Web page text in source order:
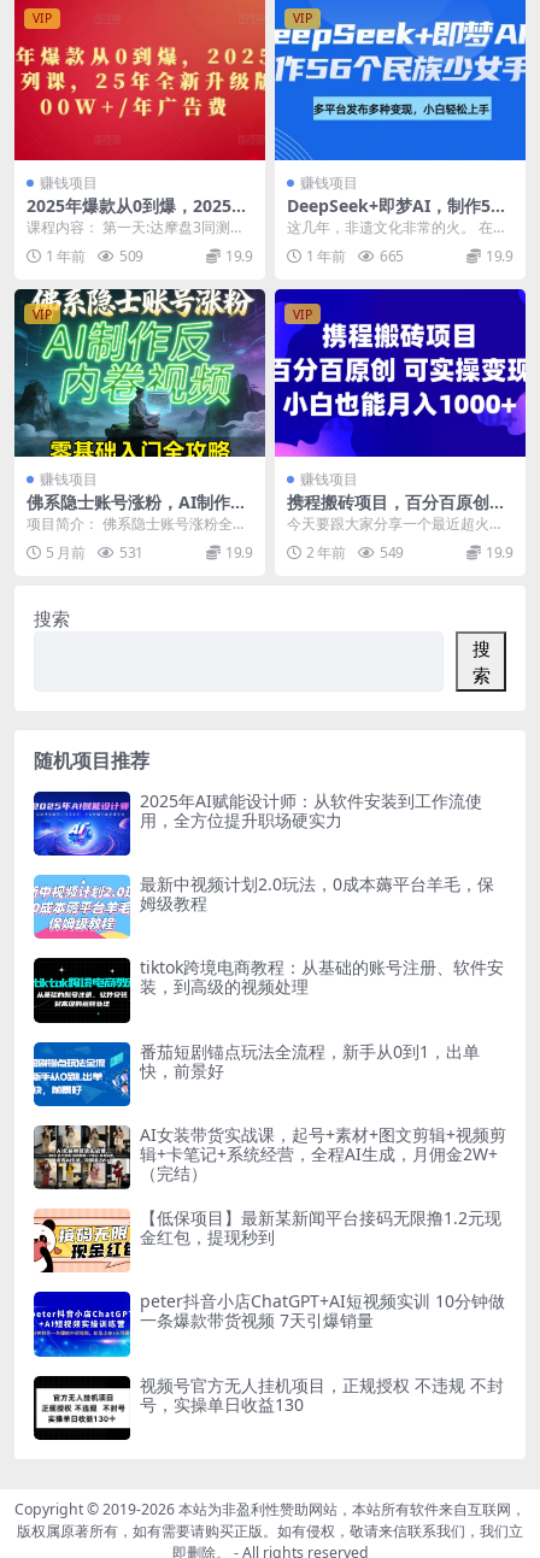
VIP
赚钱项目
2025年爆款从0到爆，2025淘
系精品系列课，25年全新升级
版：1000W+1年广告费
课程内容： 第一天:达摩盘3同测试
法(下)(1).mp4 第一天:爆款分身术
(上...1 年前 509 19.9
VIP
赚钱项目
DeepSeek+即梦AI，制作56
个民族少女手办，附详细教程
+变现方向
这几年，非遗文化非常的火。 在刚
刚过去的这个春节，李子柒作为“非
遗体验官”出席了...
1 年前 665 19.9
VIP
赚钱项目
佛系隐士账号涨粉，AI制作反
内卷视频，零基础入门全攻略
项目简介： 佛系隐士账号涨粉全指
南，零基础可冲！不用复杂操作，
用AI就能轻松制作...
5 月前 531 19.9
VIP
赚钱项目
携程搬砖项目，百分百原创，
可实操变现，新手小白月入1k
今天要跟大家分享一个最近超火的
项目——携程搬砖。携程是国内首
屈一指的在线旅行平台...
2 年前 549 19.9
搜索
搜
索
随机项目推荐
2025年AI赋能设计师：从软件安装到工作流使
用，全方位提升职场硬实力
最新中视频计划2.0玩法，0成本薅平台羊毛，保
姆级教程
tiktok跨境电商教程：从基础的账号注册、软件安
装，到高级的视频处理
番茄短剧锚点玩法全流程，新手从0到1，出单
快，前景好
AI女装带货实战课，起号+素材+图文剪辑+视频剪
辑+卡笔记+系统经营，全程AI生成，月佣金2W+
（完结）
【低保项目】最新某新闻平台接码无限撸1.2元现
金红包，提现秒到
peter抖音小店ChatGPT+AI短视频实训 10分钟做
一条爆款带货视频 7天引爆销量
视频号官方无人挂机项目，正规授权 不违规 不封
号，实操单日收益130
Copyright © 2019-2026本站为非盈利性赞助网站，本站所有软件来自互联网，
版权属原著所有，如有需要请购买正版。如有侵权，敬请来信联系我们，我们立
即删除。
- All rights reserved